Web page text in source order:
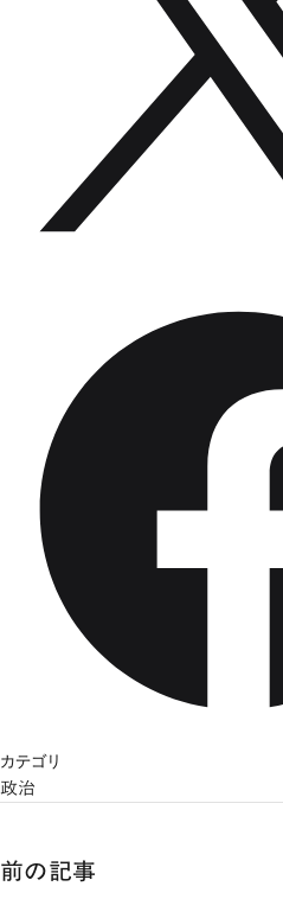
カテゴリ
政治
前の記事